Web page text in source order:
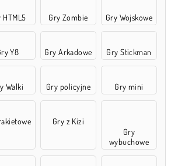
HTML5 Gry Zombie Gry Wojskowe
Y8 Gry Arkadowe Gry Stickman
Walki Gry policyjne Gry mini
Gry z Kizi
Gry
wybuchowe